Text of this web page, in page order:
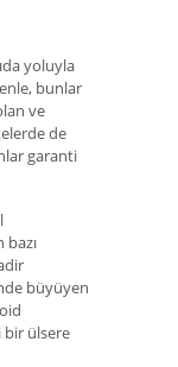
yoluyla
bunlar
ve
de
garanti
büyüyen
bir ülsere